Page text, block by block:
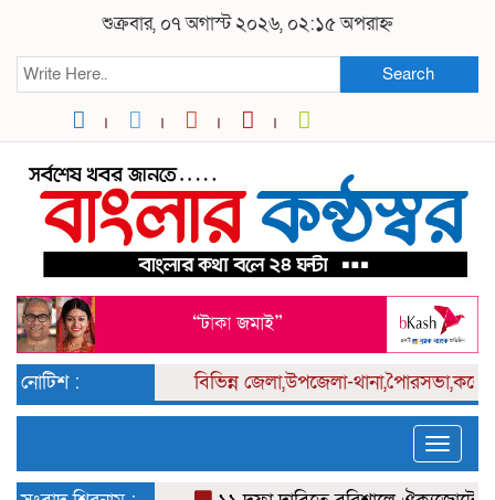
শুক্রবার, ০৭ অগাস্ট ২০২৬, ০২:১৫ অপরাহ্ন
Search
নোটিশ : বিভিন্নজেলা,উপজেলা-থানা,পৈারসভা,কলেজ
Toggle